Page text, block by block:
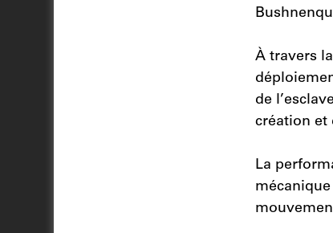
À travers
de
création et
La